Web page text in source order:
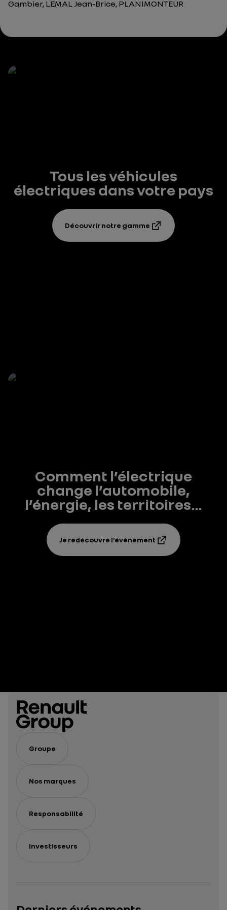
Gambier, LEMAL Jean-Brice, PLANIMONTEUR
Tous les véhicules
électriques dans votre pays
Découvrir notre gamme
Comment l’électrique
change l’automobile,
l’énergie, les territoires…
Je redécouvre l'évènement
Groupe
Nos marques
Responsabilité
Investisseurs